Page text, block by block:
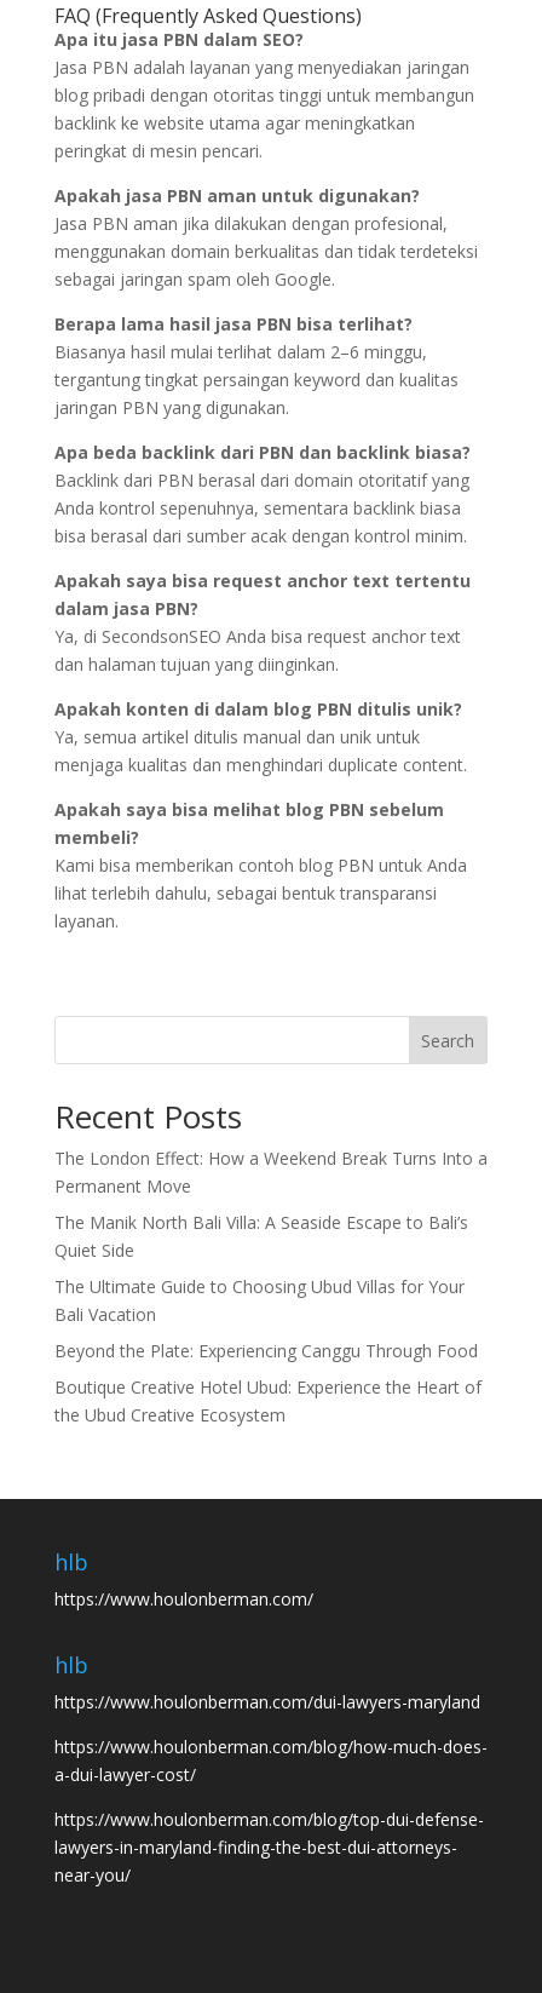
FAQ (Frequently Asked Questions)
Apa itu jasa PBN dalam SEO?
Jasa PBN adalah layanan yang menyediakan jaringan
blog pribadi dengan otoritas tinggi untuk membangun
backlink ke website utama agar meningkatkan
peringkat di mesin pencari.
Apakah jasa PBN aman untuk digunakan?
Jasa PBN aman jika dilakukan dengan profesional,
menggunakan domain berkualitas dan tidak terdeteksi
sebagai jaringan spam oleh Google.
Berapa lama hasil jasa PBN bisa terlihat?
Biasanya hasil mulai terlihat dalam 2–6 minggu,
tergantung tingkat persaingan keyword dan kualitas
jaringan PBN yang digunakan.
Apa beda backlink dari PBN dan backlink biasa?
Backlink dari PBN berasal dari domain otoritatif yang
Anda kontrol sepenuhnya, sementara backlink biasa
bisa berasal dari sumber acak dengan kontrol minim.
Apakah saya bisa request anchor text tertentu
dalam jasa PBN?
Ya, di SecondsonSEO Anda bisa request anchor text
dan halaman tujuan yang diinginkan.
Apakah konten di dalam blog PBN ditulis unik?
Ya, semua artikel ditulis manual dan unik untuk
menjaga kualitas dan menghindari duplicate content.
Apakah saya bisa melihat blog PBN sebelum
membeli?
Kami bisa memberikan contoh blog PBN untuk Anda
lihat terlebih dahulu, sebagai bentuk transparansi
layanan.
Search
Recent Posts
The London Effect: How a Weekend Break Turns Into a
Permanent Move
The Manik North Bali Villa: A Seaside Escape to Bali’s
Quiet Side
The Ultimate Guide to Choosing Ubud Villas for Your
Bali Vacation
Beyond the Plate: Experiencing Canggu Through Food
Boutique Creative Hotel Ubud: Experience the Heart of
the Ubud Creative Ecosystem
hlb
https://www.houlonberman.com/
hlb
https://www.houlonberman.com/dui-lawyers-maryland
https://www.houlonberman.com/blog/how-much-does-
a-dui-lawyer-cost/
https://www.houlonberman.com/blog/top-dui-defense-
lawyers-in-maryland-finding-the-best-dui-attorneys-
near-you/